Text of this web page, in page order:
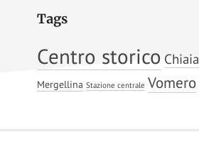
Tags
Centro storico Chiaia
Mergellina Stazione centrale Vomero